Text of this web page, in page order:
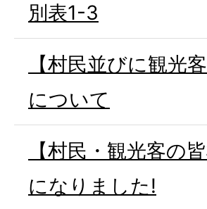
別表1-3
【村民並びに観光
について
【村民・観光客の
になりました!